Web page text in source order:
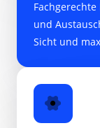
und
Sicht und